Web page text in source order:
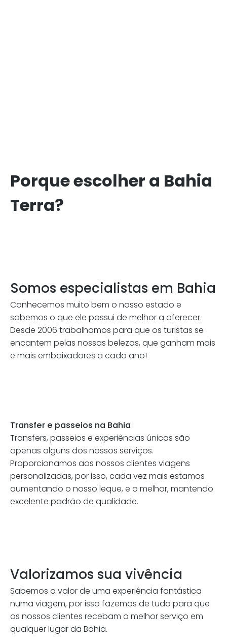
Porque escolher a Bahia
Terra?
Somos especialistas em Bahia
Conhecemos muito bem o nosso estado e
sabemos o que ele possui de melhor a oferecer.
Desde 2006 trabalhamos para que os turistas se
encantem pelas nossas belezas, que ganham mais
e mais embaixadores a cada ano!
Transfer e passeios na Bahia
Transfers, passeios e experiências únicas são
apenas alguns dos nossos serviços.
Proporcionamos aos nossos clientes viagens
personalizadas, por isso, cada vez mais estamos
aumentando o nosso leque, e o melhor, mantendo
excelente padrão de qualidade.
Valorizamos sua vivência
Sabemos o valor de uma experiência fantástica
numa viagem, por isso fazemos de tudo para que
os nossos clientes recebam o melhor serviço em
qualquer lugar da Bahia.